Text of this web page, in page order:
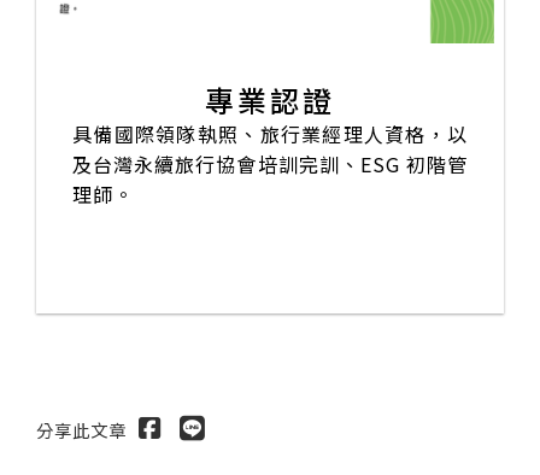
專業認證
具備國際領隊執照、旅行業經理人資格，以
及台灣永續旅行協會培訓完訓、ESG 初階管
理師。
分享此文章